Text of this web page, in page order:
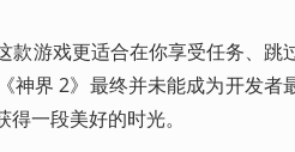
游戏更适合在你享受任务、跳
界 2》最终并未能成为开发者
一段美好的时光。